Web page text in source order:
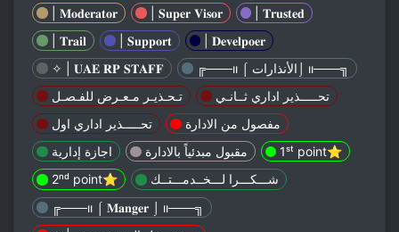
| 𝐌𝐨𝐝𝐞𝐫𝐚𝐭𝐨𝐫
| 𝐒𝐮𝐩𝐞𝐫 𝐕𝐢𝐬𝐨𝐫
| 𝐓𝐫𝐮𝐬𝐭𝐞𝐝
| 𝐓𝐫𝐚𝐢𝐥
| 𝐒𝐮𝐩𝐩𝐨𝐫𝐭
| 𝐃𝐞𝐯𝐞𝐥𝐩𝐨𝐞𝐫
✧ | 𝐔𝐀𝐄 𝐑𝐏 𝐒𝐓𝐀𝐅𝐅
╔───ıı ⌠ الأنذارات⌡ ıı───╗
تـحـذيـر مـعـرض للفـصـل
تحـــــذير اداري ثــانـي
تحـــــذير اداري اول
مفصول من الادارة
اجازة إدارية
مقبول مبدئياً بالادارة
1ˢᵗ point⭐
2ⁿᵈ point⭐
شـــكـــرا لـــخــدمـــتــك
╔───ıı ⌠ 𝐌𝐚𝐧𝐠𝐞𝐫 ⌡ ıı───╗